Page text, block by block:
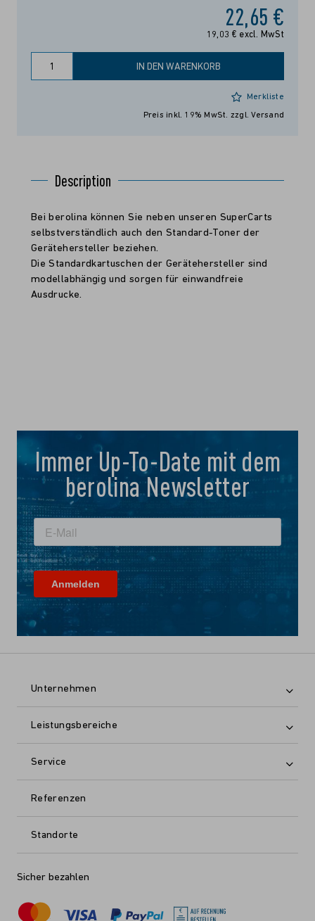
22,65 €
19,03 € excl. MwSt
IN DEN WARENKORB
Merkliste
Preis inkl. 19% MwSt. zzgl. Versand
Description
Bei berolina können Sie neben unseren SuperCarts
selbstverständlich auch den Standard-Toner der
Gerätehersteller beziehen.
Die Standardkartuschen der Gerätehersteller sind
modellabhängig und sorgen für einwandfreie
Ausdrucke.
Immer Up-To-Date mit dem
berolina Newsletter
Unternehmen
Leistungsbereiche
Service
Referenzen
Standorte
Sicher bezahlen